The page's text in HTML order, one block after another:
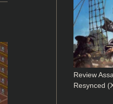
Review
Resynced